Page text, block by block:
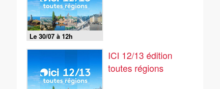
Le 30/07 à 12h
ICI 12/13 édition
toutes régions